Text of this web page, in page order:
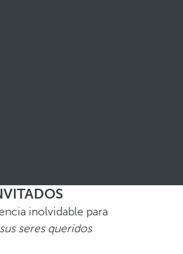
inolvidable para
seres queridos